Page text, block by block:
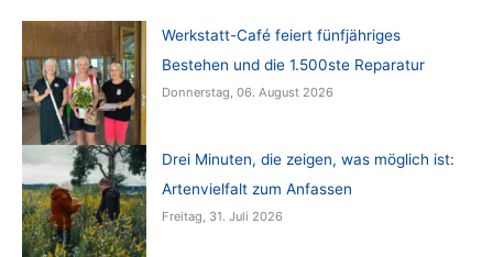
Werkstatt-Café feiert fünfjähriges
Bestehen und die 1.500ste Reparatur
Donnerstag, 06. August 2026
Drei Minuten, die zeigen, was möglich ist:
Artenvielfalt zum Anfassen
Freitag, 31. Juli 2026